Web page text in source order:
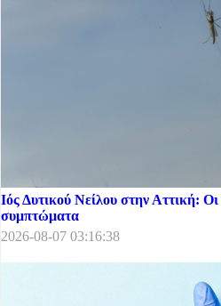
Ιός Δυτικού Νείλου στην Αττική: Οι
συμπτώματα
2026-08-07 03:16:38